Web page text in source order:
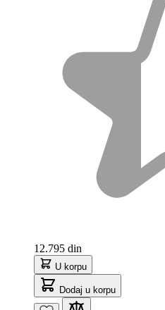
12.795 din
U korpu
Dodaj u korpu